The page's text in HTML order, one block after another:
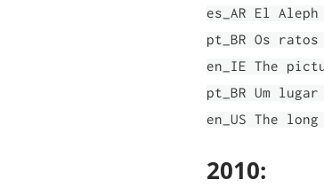
es_AR El
pt_BR Os
en_IE The
pt_BR Um
en_US The
2010: